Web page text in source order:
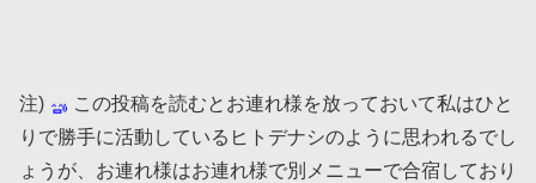
注)
この投稿を読むとお連れ様を放っておいて私はひと
りで勝手に活動しているヒトデナシのように思われるでし
ょうが、お連れ様はお連れ様で別メニューで合宿しており